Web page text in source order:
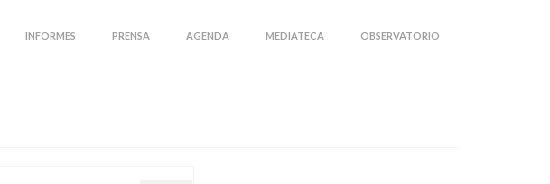
INFORMES PRENSA AGENDA MEDIATECA OBSERVATORIO